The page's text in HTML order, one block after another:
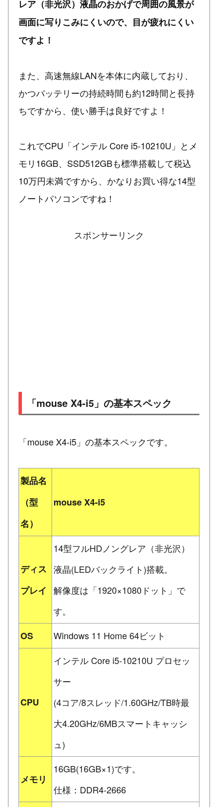
レア（非光沢）液晶のおかげで周囲の風景が
画面に写りこみにくいので、目が疲れにくい
ですよ！
また、高速無線LANを本体に内蔵しており、
かつバッテリーの持続時間も約12時間と長持
ちですから、使い勝手は良好ですよ！
これでCPU「インテル Core i5-10210U」とメ
モリ16GB、SSD512GBも標準搭載して税込
10万円未満ですから、かなりお買い得な14型
ノートパソコンですね！
スポンサーリンク
「mouse X4-i5」の基本スペック
「mouse X4-i5」の基本スペックです。
製品名
（型
名）
mouse X4-i5
ディス
プレイ
14型フルHDノングレア（非光沢）
液晶(LEDバックライト)搭載。
解像度は「1920×1080ドット」で
す。
OS
Windows 11 Home 64ビット
CPU
インテル Core i5-10210U プロセッ
サー
(4コア/8スレッド/1.60GHz/TB時最
大4.20GHz/6MBスマートキャッシ
ュ)
メモリ
16GB(16GB×1)です。
仕様：DDR4-2666